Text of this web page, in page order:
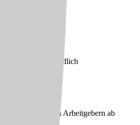
& unverbindlich
mit passenden Arbeitgebern ab